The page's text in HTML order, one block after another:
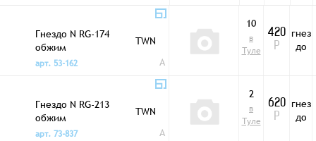
Гнездо N RG-174
обжим
TWN
арт. 53-162
A
10
в
Туле
420
Р
гнез
до
Гнездо N RG-213
обжим
TWN
арт. 73-837
A
2
в
Туле
620
Р
гнез
до